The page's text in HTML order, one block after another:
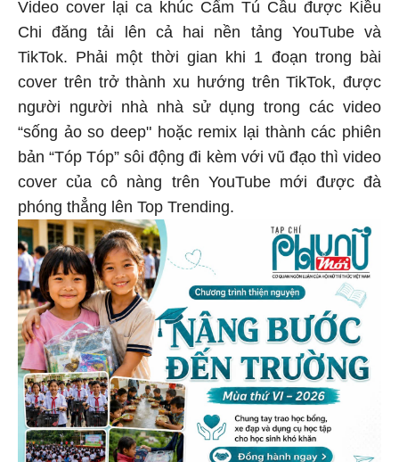
Video cover lại ca khúc Cẩm Tú Cầu được Kiều
Chi đăng tải lên cả hai nền tảng YouTube và
TikTok. Phải một thời gian khi 1 đoạn trong bài
cover trên trở thành xu hướng trên TikTok, được
người người nhà nhà sử dụng trong các video
“sống ảo so deep" hoặc remix lại thành các phiên
bản “Tóp Tóp” sôi động đi kèm với vũ đạo thì video
cover của cô nàng trên YouTube mới được đà
phóng thẳng lên Top Trending.